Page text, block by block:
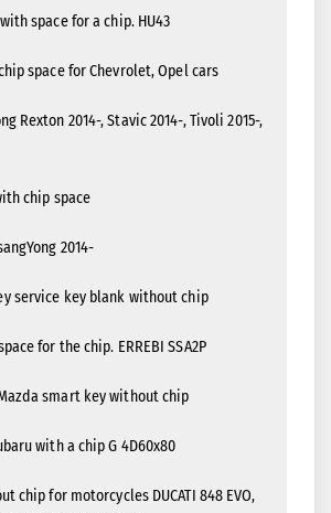
space for a chip. HU43
space for Chevrolet, Opel cars
Rexton 2014-, Stavic 2014-, Tivoli 2015-,
chip space
2014-
service key blank without chip
for the chip. ERREBI SSA2P
smart key without chip
with a chip G 4D60x80
chip for motorcycles DUCATI 848 EVO,